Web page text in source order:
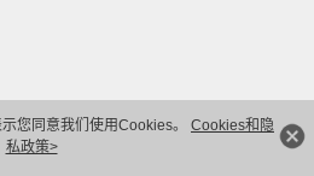
您同意我们使用Cookies。 Cookies和隐
私政策>